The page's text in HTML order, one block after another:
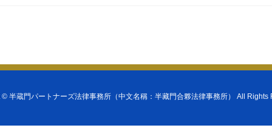
© 半蔵門パートナーズ法律事務所（中文名稱：半藏門合夥法律事務所） All Rights